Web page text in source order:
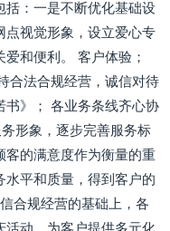
括：一是不断优化基础设
点视觉形象，设立爱心专
和便利。 客户体验；
合法合规经营，诚信对待
书》； 各业务条线齐心协
形象，逐步完善服务标
客的满意度作为衡量的重
平和质量，得到客户的
合规经营的基础上，各
活动，为客户提供多元化